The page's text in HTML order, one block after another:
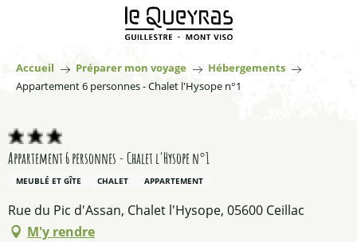
principal
Accueil Préparer mon voyage
Hébergements
Appartement 6 personnes - Chalet l'Hysope n°1
Appartement 6 personnes - Chalet l'Hysope n°1
MEUBLÉ ET GÎTE CHALET APPARTEMENT
Rue du Pic d'Assan, Chalet l'Hysope, 05600 Ceillac
M'y rendre